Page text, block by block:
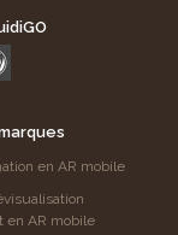
en AR mobile
en AR mobile